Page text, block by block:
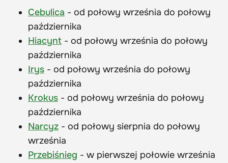
Cebulica - od połowy września do połowy
października
Hiacynt - od połowy września do połowy
października
Irys - od połowy września do połowy
października
Krokus - od połowy września do połowy
października
Narcyz - od połowy sierpnia do połowy
września
Przebiśnieg - w pierwszej połowie września